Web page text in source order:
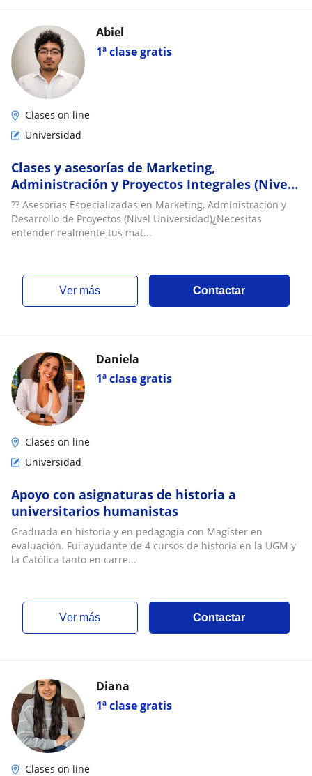
1ª clase gratis
Abiel
Clases on line
Universidad
Clases y asesorías de Marketing,
Administración y Proyectos Integrales (Nivel
Universidad)
?? Asesorías Especializadas en Marketing, Administración y
Desarrollo de Proyectos (Nivel Universidad)¿Necesitas
entender realmente tus mat...
ver más Contactar
1ª clase gratis
Daniela
Clases on line
Universidad
Apoyo con asignaturas de historia a
universitarios humanistas
Graduada en historia y en pedagogía con Magíster en
evaluación. Fui ayudante de 4 cursos de historia en la UGM y
la Católica tanto en carre...
ver más Contactar
1ª clase gratis
Diana
Clases on line